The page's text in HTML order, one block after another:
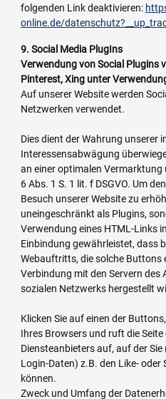
folgenden Link deaktivieren:
online.de/
9. Social Media PlugIns
Verwendung von Social Plugins
Pinterest, Xing unter
Auf unserer Website werden
Netzwerken verwendet.
Dies dient der Wahrung unserer
Interessensabwägung
an einer optimalen
6 Abs. 1 S. 1 lit. f DSGVO. Um
Besuch unserer Website zu
uneingeschränkt als Plugins,
Verwendung eines HTML-Links
Einbindung gewährleistet, dass
Webauftritts, die solche Buttons
Verbindung mit den Servern des
sozialen Netzwerks hergestellt
Klicken Sie auf einen der
Ihres Browsers und ruft die Seite
Diensteanbieters auf, auf der
Login-Daten) z.B. den Like-
können.
Zweck und Umfang der